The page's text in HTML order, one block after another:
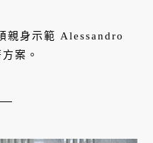
親身示範 Alessandro
案。